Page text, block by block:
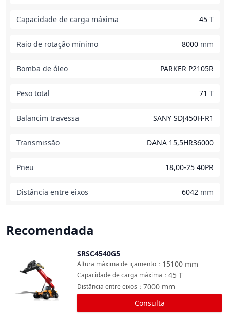
Capacidade de carga máxima 45 T
Raio de rotação mínimo 8000 mm
Bomba de óleo PARKER P2105R
Peso total 71 T
Balancim travessa SANY SDJ450H-R1
Transmissão DANA 15,5HR36000
Pneu 18,00-25 40PR
Distância entre eixos 6042 mm
Recomendada
Comparar
SRSC4540G5
15100 mm
Altura máxima de içamento ：
45 T
Capacidade de carga máxima ：
7000 mm
Distância entre eixos ：
Consulta